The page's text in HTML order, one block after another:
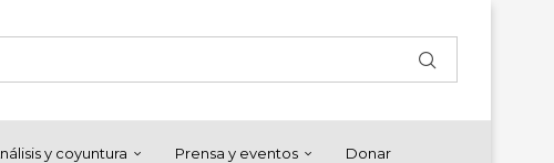
y coyuntura Prensa y eventos Donar